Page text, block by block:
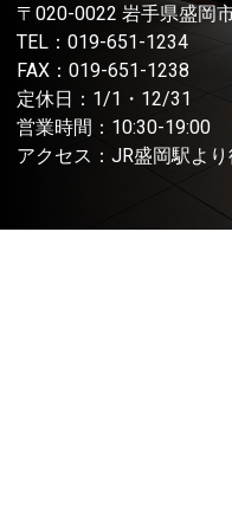
〒020-0022 岩手県盛岡
TEL： 019-651-1234
FAX：019-651-1238
定休日：1/1・12/31
営業時間：10:30-19:00
アクセス：JR盛岡駅よ